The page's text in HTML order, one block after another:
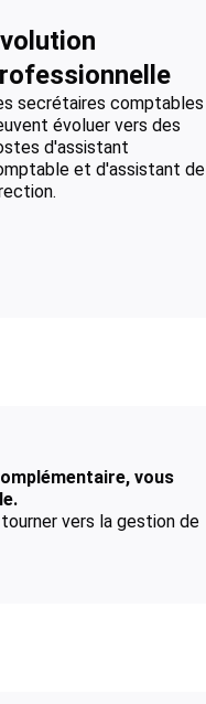
secrétaires comptables
évoluer vers des
d'assistant
et d'assistant de
vous
vers la gestion de